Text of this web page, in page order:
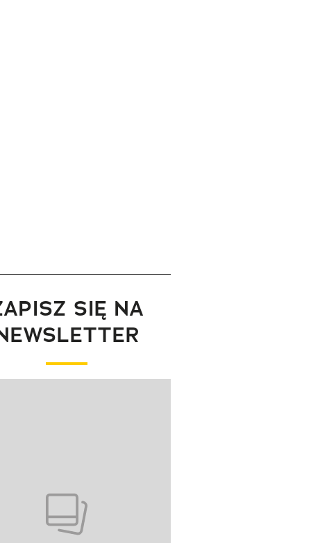
SIĘ NA